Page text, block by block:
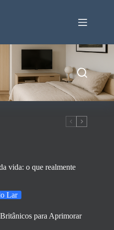
vida: o que realmente
Lar
para Aprimorar